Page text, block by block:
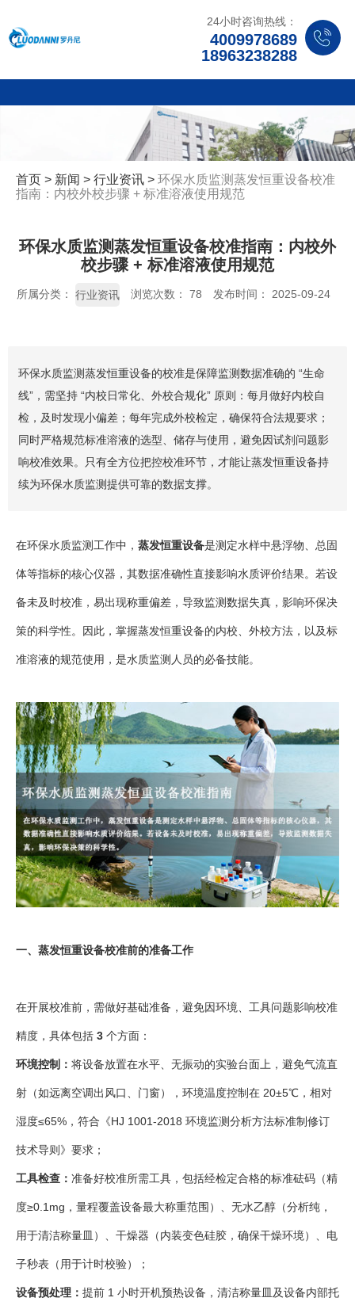
24小时咨询热线：
4009978689
18963238288
首页 > 新闻 > 行业资讯 > 环保水质监测蒸发恒重设备校准
指南：内校外校步骤 + 标准溶液使用规范
环保水质监测蒸发恒重设备校准指南：内校外
校步骤 + 标准溶液使用规范
所属分类： 行业资讯 浏览次数： 78 发布时间： 2025-09-24
环保水质监测蒸发恒重设备的校准是保障监测数据准确的 “生命
线”，需坚持 “内校日常化、外校合规化” 原则：每月做好内校自
检，及时发现小偏差；每年完成外校检定，确保符合法规要求；
同时严格规范标准溶液的选型、储存与使用，避免因试剂问题影
响校准效果。只有全方位把控校准环节，才能让蒸发恒重设备持
续为环保水质监测提供可靠的数据支撑。
在环保水质监测工作中， 蒸发恒重设备是测定水样中悬浮物、总固
体等指标的核心仪器，其数据准确性直接影响水质评价结果。若设
备未及时校准，易出现称重偏差，导致监测数据失真，影响环保决
策的科学性。因此，掌握蒸发恒重设备的内校、外校方法，以及标
准溶液的规范使用，是水质监测人员的必备技能。
一、蒸发恒重设备校准前的准备工作
在开展校准前，需做好基础准备，避免因环境、工具问题影响校准
精度，具体包括 3 个方面：
环境控制： 将设备放置在水平、无振动的实验台面上，避免气流直
射（如远离空调出风口、门窗），环境温度控制在 20±5℃，相对
湿度≤65%，符合《HJ 1001-2018 环境监测分析方法标准制修订
技术导则》要求；
工具检查： 准备好校准所需工具，包括经检定合格的标准砝码（精
度≥0.1mg，量程覆盖设备最大称重范围）、无水乙醇（分析纯，
用于清洁称量皿）、干燥器（内装变色硅胶，确保干燥环境）、电
子秒表（用于计时校验）；
设备预处理： 提前 1 小时开机预热设备，清洁称量皿及设备内部托